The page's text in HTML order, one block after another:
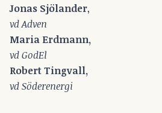
Jonas Sjölander,
vd Adven
Maria Erdmann,
vd GodEl
Robert Tingvall,
vd Söderenergi